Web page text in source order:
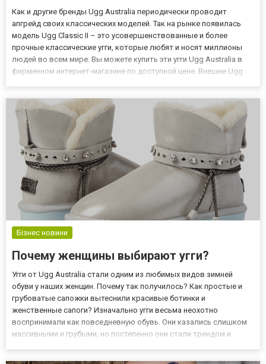
Как и другие бренды Ugg Australia периодически проводит
апгрейд своих классических моделей. Так на рынке появилась
модель Ugg Classic II – это усовершенствованные и более
прочные классические угги, которые любят и носят миллионы
людей во всем мире. Вы можете купить эти угги Ugg Australia в
фирменном интернет-магазине по доступной цене. Внешне Ugg
Бізнес новини
Почему женщины выбирают угги?
Угги от Ugg Australia стали одним из любимых видов зимней
обуви у наших женщин. Почему так получилось? Как простые и
грубоватые сапожки вытеснили красивые ботинки и
женственные сапоги? Изначально угги весьма неохотно
воспринимали как повседневную обувь. Они казались слишком
массивными и грубыми, но постепенно они стали трендом и